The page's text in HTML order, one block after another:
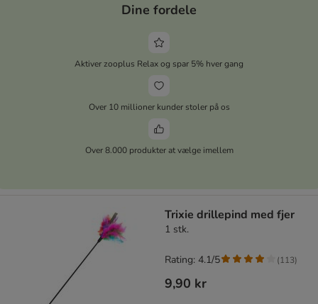
Dine fordele
Aktiver zooplus Relax og spar 5% hver gang
Over 10 millioner kunder stoler på os
Over 8.000 produkter at vælge imellem
Trixie drillepind med fjer
1 stk.
9,90 kr
Rating: 4.1/5 (113)